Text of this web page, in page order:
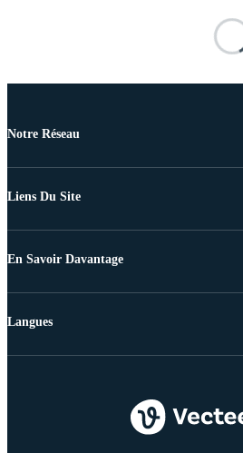
Notre Réseau
Liens Du Site
En Savoir Davantage
Langues